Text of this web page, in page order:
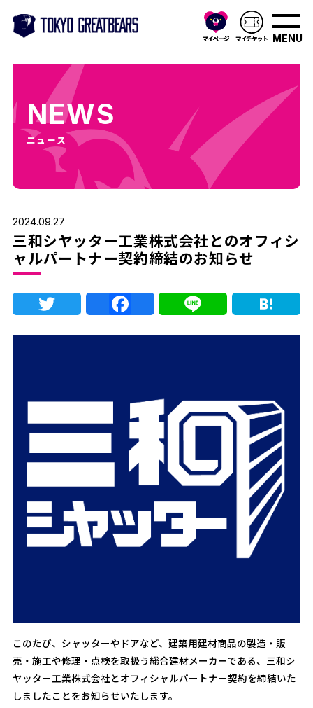
MENU
NEWS
ニュース
2024.09.27
三和シヤッター工業株式会社とのオフィシ
ャルパートナー契約締結のお知らせ
Twitter Facebook
Line
このたび、シャッターやドアなど、建築用建材商品の製造・販
売・施工や修理・点検を取扱う総合建材メーカーである、三和シ
ヤッター工業株式会社とオフィシャルパートナー契約を締結いた
しましたことをお知らせいたします。